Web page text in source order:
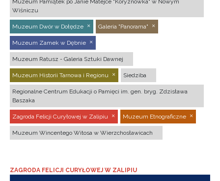
Muzeum Pamiątek po Janie Matejce "Koryznówka" w Nowym
Wiśniczu
Muzeum Dwór w Dołędze Galeria "Panorama"
Muzeum Zamek w Dębnie
Muzeum Ratusz - Galeria Sztuki Dawnej
Muzeum Historii Tarnowa i Regionu Siedziba
Regionalne Centrum Edukacji o Pamięci im. gen. bryg. Zdzisława
Baszaka
Zagroda Felicji Curyłowej w Zalipiu Muzeum Etnograficzne
Muzeum Wincentego Witosa w Wierzchosławicach
ZAGRODA FELICJI CURYŁOWEJ W ZALIPIU